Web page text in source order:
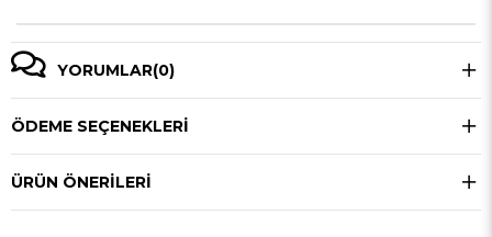
YORUMLAR(0)
ÖDEME SEÇENEKLERI
ÜRÜN ÖNERILERI